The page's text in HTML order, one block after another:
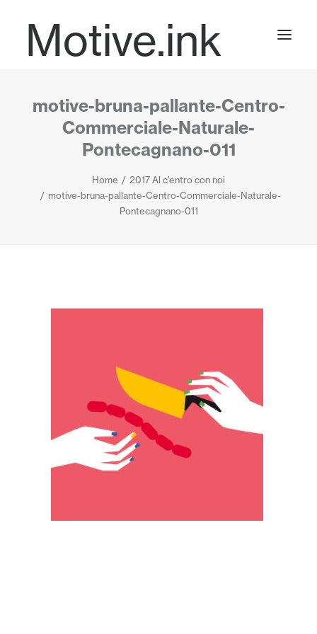
Motive.ink
Projects
Journal
motive-bruna-pallante-Centro-
Commerciale-Naturale-
Pontecagnano-011
Home
2017 Al c'entro con noi
motive-bruna-pallante-Centro-Commerciale-Naturale-
Pontecagnano-011